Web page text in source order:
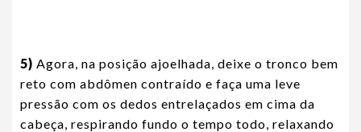
5) Agora, na posição ajoelhada, deixe o tronco bem
reto com abdômen contraído e faça uma leve
pressão com os dedos entrelaçados em cima da
cabeça, respirando fundo o tempo todo, relaxando